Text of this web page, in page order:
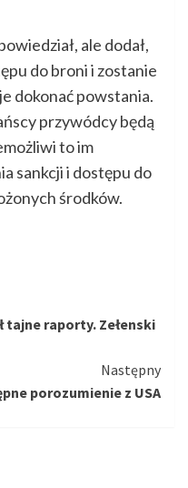
ale dodał,
do broni i zostanie
dokonać powstania.
przywódcy będą
to im
sankcji i dostępu do
środków.
tajne raporty. Zełenski
Następny
porozumienie z USA